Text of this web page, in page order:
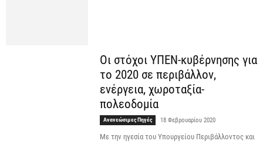
Οι στόχοι ΥΠΕΝ-κυβέρνησης για
το 2020 σε περιβάλλον,
ενέργεια, χωροταξία-
πολεοδομία
Ανανεώσιμες Πηγές 18 Φεβρουαρίου 2020
Με την ηγεσία του Υπουργείου Περιβάλλοντος και